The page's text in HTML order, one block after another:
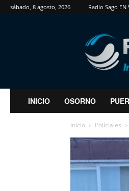
sábado, 8 agosto, 2026 Radio Sago EN
RadioSago
INICIO OSORNO
Inicio Policiales